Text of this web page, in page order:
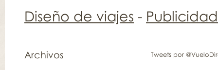
Diseño de viajes -
Archivos Tweets por